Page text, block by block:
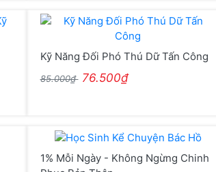
Kỹ Năng Đối Phó Thú Dữ Tấn Công
85.000₫ 76.500₫
1% Mỗi Ngày - Không Ngừng Chinh